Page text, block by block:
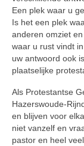
Een plek waar u
Is het een plek
anderen omziet
waar u rust vindt
uw antwoord ook
plaatselijke
Als Protestantse
Hazerswoude-
en blijven voor
niet vanzelf en
pastor en heel